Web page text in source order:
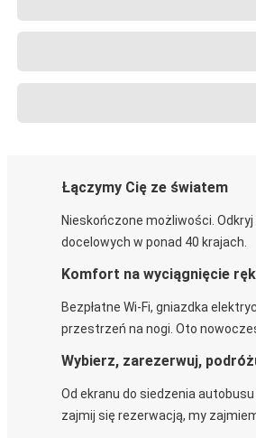
Łączymy Cię ze światem
Nieskończone możliwości.
docelowych w ponad 40 krajach.
Komfort na wyciągnięcie
Bezpłatne Wi-Fi, gniazdka
przestrzeń na nogi. Oto
Wybierz, zarezerwuj,
Od ekranu do siedzenia
zajmij się rezerwacją, my